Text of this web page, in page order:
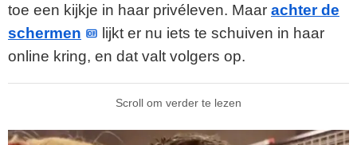
toe een kijkje in haar privéleven. Maar achter de
schermen
lijkt er nu iets te schuiven in haar
online kring, en dat valt volgers op.
Scroll om verder te lezen